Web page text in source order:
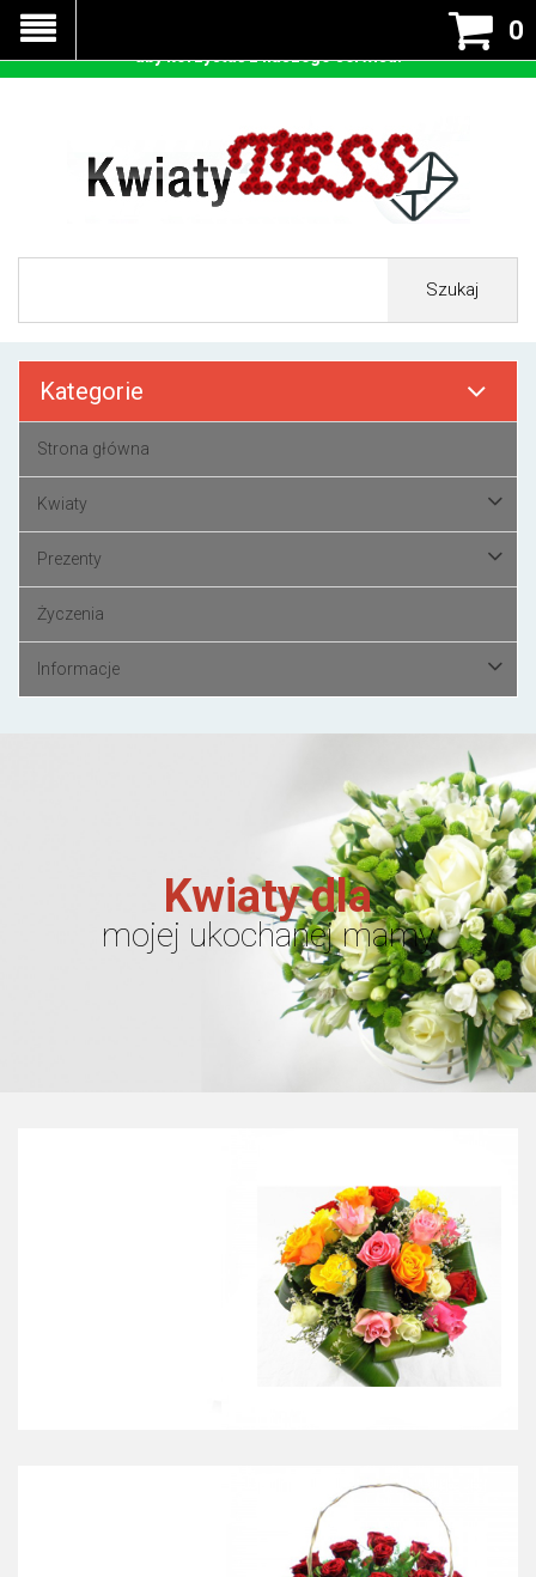
0
Szukaj
Kategorie
Strona główna
Kwiaty
Prezenty
Życzenia
Informacje
Kwiaty dla
mojej ukochanej mamy
Nasza strona korzysta z cookies - czyli tzw ciastek w celu
prawidłowego działania. Zaakceptuj przyjmowanie cookies
aby korzystać z naszego serwisu.